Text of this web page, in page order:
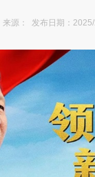
来源： 发布日期：